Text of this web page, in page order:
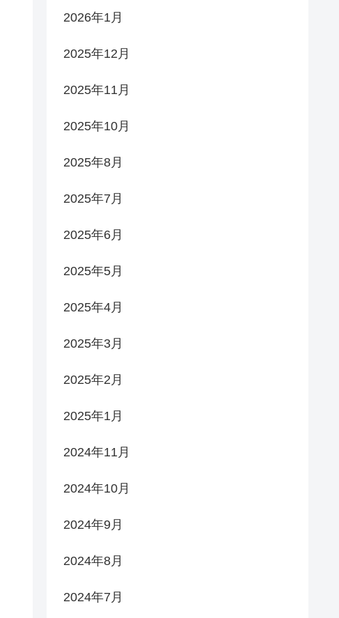
2026年1月
2025年12月
2025年11月
2025年10月
2025年8月
2025年7月
2025年6月
2025年5月
2025年4月
2025年3月
2025年2月
2025年1月
2024年11月
2024年10月
2024年9月
2024年8月
2024年7月